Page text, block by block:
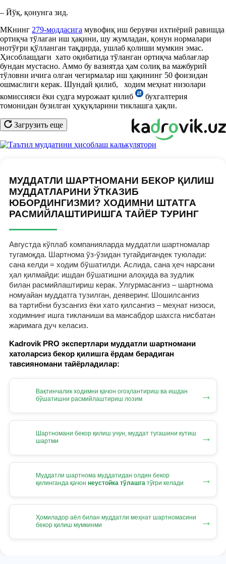
– Йўқ, қонунга зид.
МКнинг 279-моддасига мувофиқ иш берувчи ихтиёрий равишда
ортиқча тўлаган иш ҳақини, шу жумладан, қонун нормалари
нотўғри қўлланган тақдирда, ушлаб қолиши мумкин эмас.
Ҳисоблашдаги хато оқибатида тўланган ортиқча маблағлар
бундан мустасно. Аммо бу вазиятда ҳам солиқ ва мажбурий
тўловни ичига олган чегирмалар иш ҳақининг 50 фоизидан
ошмаслиги керак. Шундай қилиб, ходим меҳнат низолари
комиссияси ёки судга мурожаат қилиб
бухгалтерия
томонидан бузилган ҳуқуқларини тиклашга ҳақли.
Загрузить еще
МУДДАТЛИ ШАРТНОМАНИ БЕКОР ҚИЛИШ
МУДДАТЛАРИНИ ЎТКАЗИБ
ЮБОРДИНГИЗМИ? ХОДИМНИ ШТАТГА
РАСМИЙЛАШТИРИШГА ТАЙЁР ТУРИНГ
Августда кўплаб компанияларда муддатли шартномалар
тугамоқда. Шартнома ўз-ўзидан тугайдигандек туюлади:
сана келди = ходим бўшатилди. Аслида, сана ҳеч нарсани
ҳал қилмайди: ишдан бўшатишни алоҳида ва зудлик
билан расмийлаштириш керак. Улгурмасангиз – шартнома
номуайан муддатга тузилган, деяверинг. Шошилсангиз
ва тартибни бузсангиз ёки хато қилсангиз – меҳнат низоси,
ходимнинг ишга тикланиши ва мансабдор шахсга нисбатан
жаримага дуч келасиз.
Kadrovik PRO экспертлари муддатли шартномани
хатоларсиз бекор қилишга ёрдам берадиган
тавсияномани тайёрладилар:
Вақтинчалик ходимни қачон огоҳлантириш ва ишдан
бўшатишни расмийлаштириш лозим
→
Шартномани бекор қилиш учун, муддат тугашини кутиш
шартми
→
Муддатли шартнома муддатидан олдин бекор
қилинганда қачон неустойка тўлашга тўғри келади →
Ҳомиладор аёл билан муддатли меҳнат шартномасини
бекор қилиш мумкинми
→